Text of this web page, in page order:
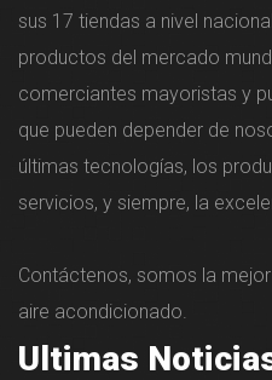
sus 17 tiendas a nivel
productos del mercado
comerciantes mayoristas y
que pueden depender de
últimas tecnologías, los
servicios, y siempre, la
Contáctenos, somos la
aire acondicionado.
Ultimas